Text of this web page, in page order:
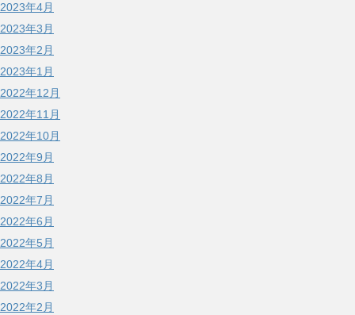
2023年4月
2023年3月
2023年2月
2023年1月
2022年12月
2022年11月
2022年10月
2022年9月
2022年8月
2022年7月
2022年6月
2022年5月
2022年4月
2022年3月
2022年2月